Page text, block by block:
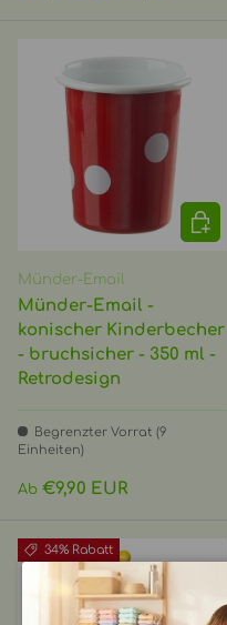
Münder-Email
Münder-Email -
konischer Kinderbecher
- bruchsicher - 350 ml -
Retrodesign
Begrenzter Vorrat (9
Einheiten)
Normaler Preis
Ab €9,90 EUR
34% Rabatt